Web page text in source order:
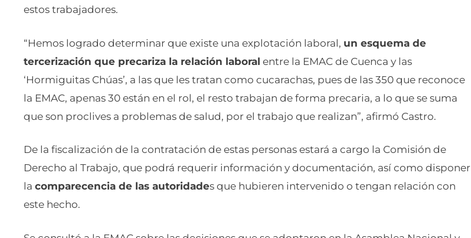
estos trabajadores.
“Hemos logrado determinar que existe una explotación laboral, un esquema de
tercerización que precariza la relación laboral entre la EMAC de Cuenca y las
‘Hormiguitas Chúas’, a las que les tratan como cucarachas, pues de las 350 que reconoce
la EMAC, apenas 30 están en el rol, el resto trabajan de forma precaria, a lo que se suma
que son proclives a problemas de salud, por el trabajo que realizan”, afirmó Castro.
De la fiscalización de la contratación de estas personas estará a cargo la Comisión de
Derecho al Trabajo, que podrá requerir información y documentación, así como disponer
la comparecencia de las autoridades que hubieren intervenido o tengan relación con
este hecho.